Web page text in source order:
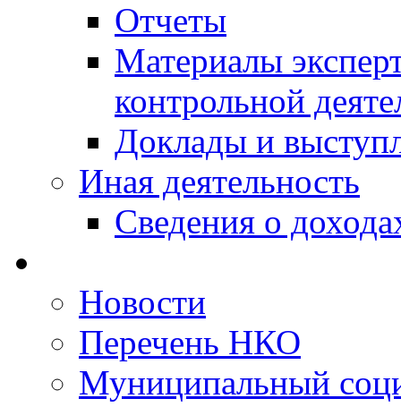
Отчеты
Материалы
контрольной
Доклады и
Иная деятельность
Сведения о
Новости
Перечень НКО
Муниципальный